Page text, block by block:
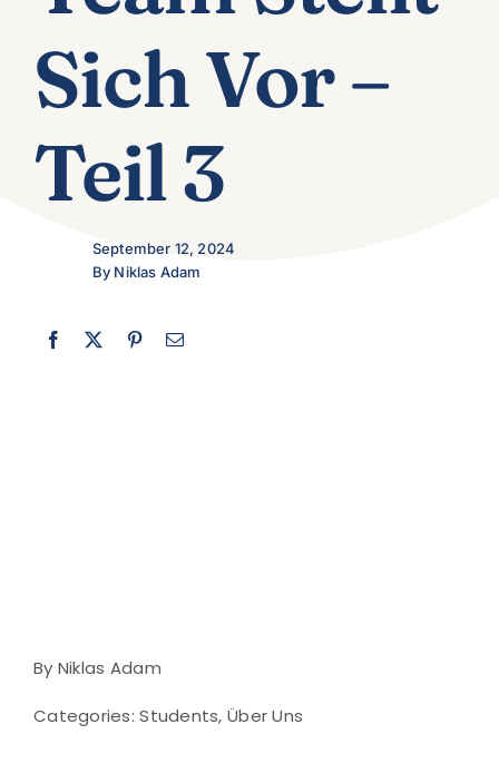
Über uns
Sich Vor –
Teil 3
September 12, 2024
By Niklas Adam
By Niklas Adam
Categories:Students, Über Uns